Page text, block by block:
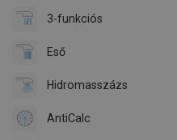
3-funkciós
Eső
Hidromasszázs
AntiCalc